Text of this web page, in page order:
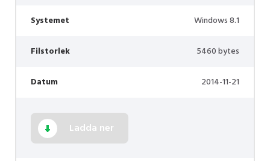
Systemet Windows 8.1
Filstorlek 5460 bytes
Datum 2014-11-21
Ladda ner